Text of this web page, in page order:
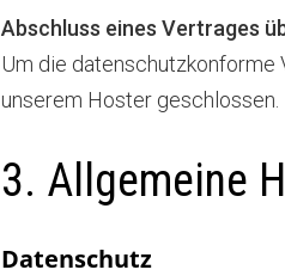
Abschluss eines Vertrages
Um die datenschutzkonforme
unserem Hoster geschlossen.
3. Allgemeine
Datenschutz